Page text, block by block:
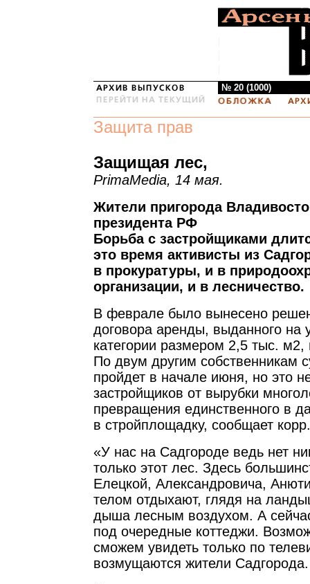
№ 20 (1000)
Защита прав
Защищая лес,
PrimaMedia, 14 мая.
Жители пригорода
президента РФ
Борьба с застройщиками
это время активисты из
в прокуратуры, и в
организации, и в лесничество.
В феврале было вынесено
договора аренды, выданного на
категории размером 2,5 тыс.
По двум другим собственникам
пройдет в начале июня, но это
застройщиков от вырубки
превращения единственного в
в стройплощадку, сообщает
«У нас на Садгороде ведь нет
только этот лес. Здесь
Елецкой, Александровича,
телом отдыхают, глядя на
дыша лесным воздухом. А
под очередные коттеджи.
сможем увидеть только по
возмущаются жители Садгорода.